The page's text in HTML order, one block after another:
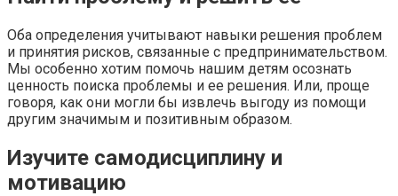
Оба определения учитывают навыки решения проблем
и принятия рисков, связанные с предпринимательством.
Мы особенно хотим помочь нашим детям осознать
ценность поиска проблемы и ее решения. Или, проще
говоря, как они могли бы извлечь выгоду из помощи
другим значимым и позитивным образом.
Изучите самодисциплину и
мотивацию